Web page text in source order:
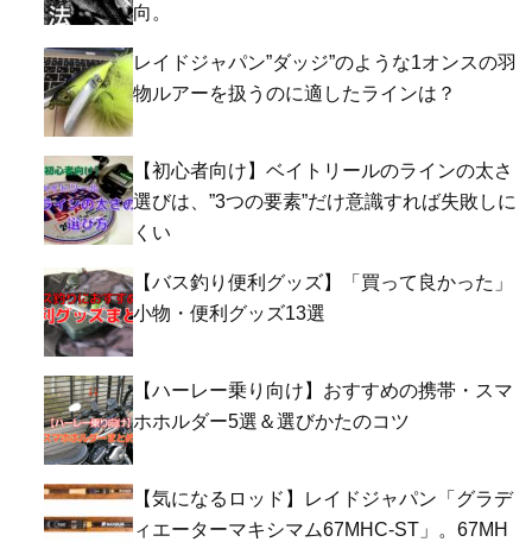
向。
レイドジャパン”ダッジ”のような1オンスの羽
物ルアーを扱うのに適したラインは？
【初心者向け】ベイトリールのラインの太さ
選びは、”3つの要素”だけ意識すれば失敗しに
くい
【バス釣り便利グッズ】「買って良かった」
小物・便利グッズ13選
【ハーレー乗り向け】おすすめの携帯・スマ
ホホルダー5選＆選びかたのコツ
【気になるロッド】レイドジャパン「グラデ
ィエーターマキシマム67MHC-ST」。67MH